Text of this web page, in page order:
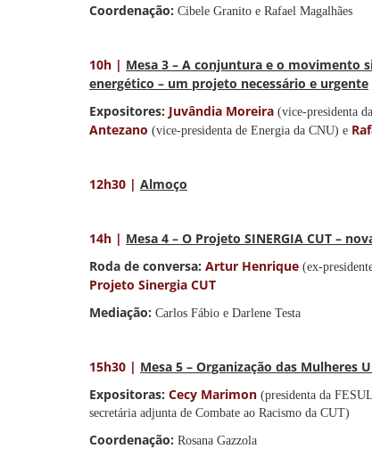
Coordenação: Cibele Granito e Rafael Magalhães
10h | Mesa 3 – A conjuntura e o movimento
energético – um projeto necessário e urgente
Expositores: Juvândia Moreira (vice-presidenta
Antezano (vice-presidenta de Energia da CNU) e
12h30 | Almoço
14h | Mesa 4 – O Projeto SINERGIA CUT –
Roda de conversa: Artur Henrique (ex-
Projeto Sinergia CUT
Mediação: Carlos Fábio e Darlene Testa
15h30 | Mesa 5 – Organização das Mulheres
Expositoras: Cecy Marimon (presidenta da
secretária adjunta de Combate ao Racismo da CUT)
Coordenação: Rosana Gazzola